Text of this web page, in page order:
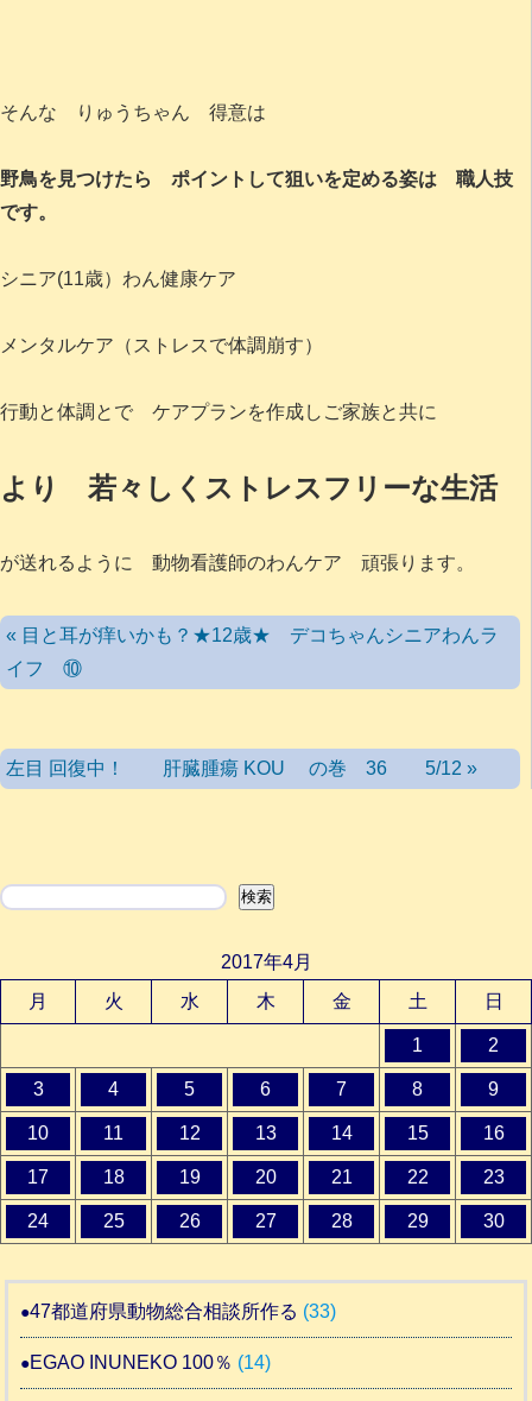
そんな りゅうちゃん 得意は
野鳥を見つけたら ポイントして狙いを定める姿は 職人技
です。
シニア(11歳）わん健康ケア
メンタルケア（ストレスで体調崩す）
行動と体調とで ケアプランを作成しご家族と共に
より 若々しくストレスフリーな生活
が送れるように 動物看護師のわんケア 頑張ります。
« 目と耳が痒いかも？★12歳★ デコちゃんシニアわんラ
イフ ⑩
左目 回復中！ 肝臓腫瘍 KOU の巻 36 5/12 »
検索 検索
2017年4月
月
火 水 木 金 土 日
1 2
3 4 5 6 7 8 9
10 11 12 13 14 15 16
17 18 19 20 21 22 23
24 25 26 27 28 29 30
47都道府県動物総合相談所作る (33)
EGAO INUNEKO 100％ (14)